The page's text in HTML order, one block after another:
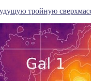
тройную